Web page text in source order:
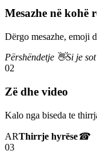
Mesazhe në kohë
Dërgo mesazhe, emoji
Përshëndetje 👋Si je
02
Zë dhe video
Kalo nga biseda te
ARThirrje hyrëse☎
03